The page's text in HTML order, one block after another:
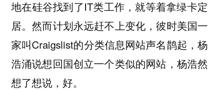
地在硅谷找到了IT类工作，就等着拿绿卡定
居。然而计划永远赶不上变化，彼时美国一
家叫Craigslist的分类信息网站声名鹊起，杨
浩涌说想回国创立一个类似的网站，杨浩然
想了想说，好。